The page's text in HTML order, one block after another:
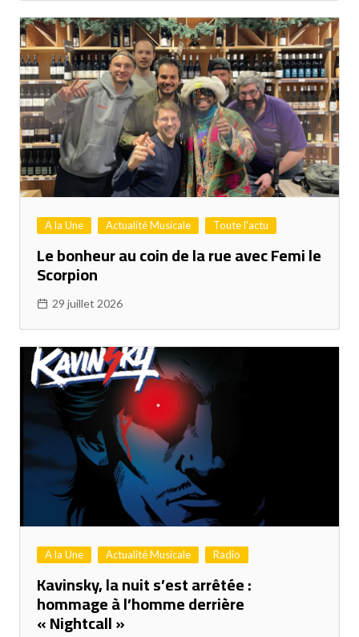
A la Une Actualité Musicale Toute l'actu
Le bonheur au coin de la rue avec Femi le
Scorpion
29 juillet 2026
A la Une Actualité Musicale Radio
Kavinsky, la nuit s’est arrêtée :
hommage à l’homme derrière
« Nightcall »